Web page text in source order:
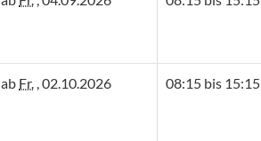
ab Fr. , 02.10.2026 08:15 bis 15:15